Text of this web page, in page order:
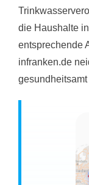
die Haushalte
entsprechende
infranken.de